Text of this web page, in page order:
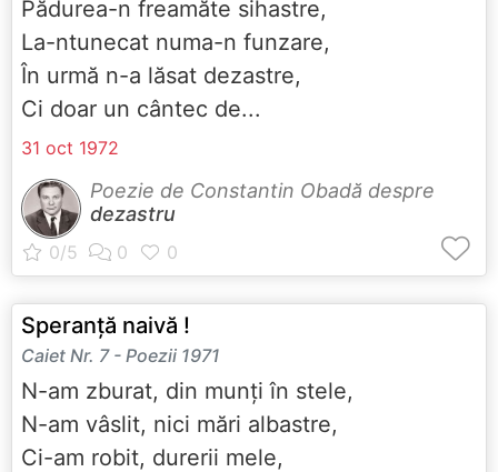
Pădurea-n freamăte sihastre,
La-ntunecat numa-n funzare,
În urmă n-a lăsat dezastre,
Ci doar un cântec de...
31 oct 1972
Poezie de Constantin Obadă despre
dezastru
Speranță naivă !
Caiet Nr. 7 - Poezii 1971
N-am zburat, din munți în stele,
N-am vâslit, nici mări albastre,
Ci-am robit, durerii mele,